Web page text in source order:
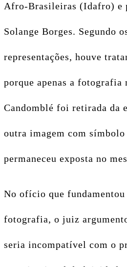
Afro-Brasileiras (Idafro) e
Solange Borges. Segundo
representações, houve
porque apenas a fotografia
Candomblé foi retirada da
outra imagem com
permaneceu exposta no
No ofício que fundamentou
fotografia, o juiz
seria incompatível com o